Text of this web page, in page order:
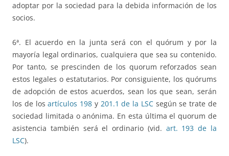
adoptar por la sociedad para la debida información de los
socios.
6ª. El acuerdo en la junta será con el quórum y por la
mayoría legal ordinarios, cualquiera que sea su contenido.
Por tanto, se prescinden de los quorum reforzados sean
estos legales o estatutarios. Por consiguiente, los quórums
de adopción de estos acuerdos, sean los que sean, serán
los de losartículos 198 y 201.1 de la LSCsegún se trate de
sociedad limitada o anónima. En esta última el quorum de
asistencia también será el ordinario (vid. art. 193 de la
LSC).